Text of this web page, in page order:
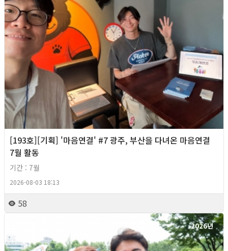
[193호][기획] '마음연결' #7 광주, 부산을 다녀온 마음연결
7월 활동
기간 : 7월
2026-08-03 18:13
58
2026년